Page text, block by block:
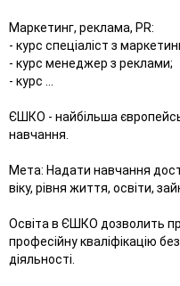
Маркетинг, реклама, РR:
- курс спеціаліст з
- курс менеджер з реклами;
- курс ...
ЄШКО - найбільша
навчання.
Мета: Надати навчання
віку, рівня життя, освіти,
Освіта в ЄШКО дозволить
професійну кваліфікацію
діяльності.